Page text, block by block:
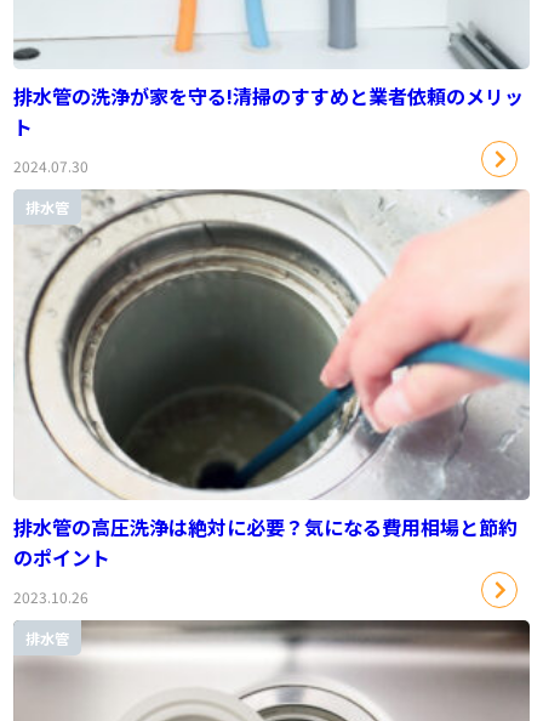
排水管の洗浄が家を守る!清掃のすすめと業者依頼のメリッ
ト
2024.07.30
排水管
排水管の高圧洗浄は絶対に必要？気になる費用相場と節約
のポイント
2023.10.26
排水管